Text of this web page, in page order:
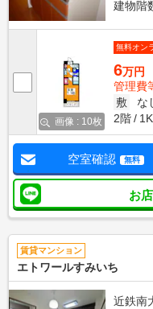
建物階
画像 : 10枚
無料オン
6万円
管理費
敷
な
2階
1K
空室確認 無料
お
賃貸マンション
エトワールすみいち
近鉄南